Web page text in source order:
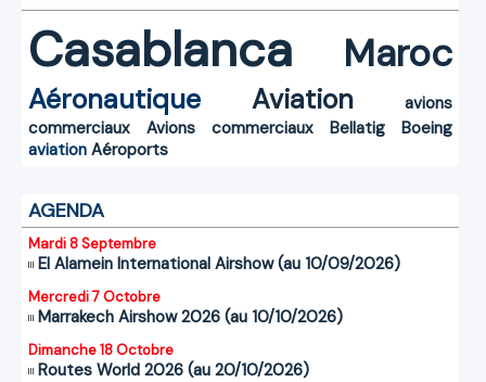
Casablanca Maroc
Aéronautique Aviation
avions
commerciaux
Avions commerciaux Bellatig
Boeing
aviation Aéroports
AGENDA
Mardi 8 Septembre
El Alamein International Airshow (au 10/09/2026)
Mercredi 7 Octobre
Marrakech Airshow 2026 (au 10/10/2026)
Dimanche 18 Octobre
Routes World 2026 (au 20/10/2026)